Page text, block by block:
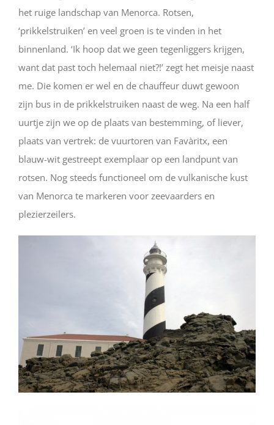
het ruige landschap van Menorca. Rotsen,
‘prikkelstruiken’ en veel groen is te vinden in het
binnenland. ‘Ik hoop dat we geen tegenliggers krijgen,
want dat past toch helemaal niet?!’ zegt het meisje naast
me. Die komen er wel en de chauffeur duwt gewoon
zijn bus in de prikkelstruiken naast de weg. Na een half
uurtje zijn we op de plaats van bestemming, of liever,
plaats van vertrek: de vuurtoren van Favàritx, een
blauw-wit gestreept exemplaar op een landpunt van
rotsen. Nog steeds functioneel om de vulkanische kust
van Menorca te markeren voor zeevaarders en
plezierzeilers.